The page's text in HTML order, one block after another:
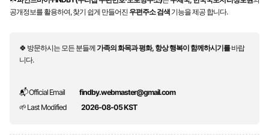
공개정보를 활용하여, 찾기 쉽게 만들어진 우편주소 검색 기능을 제공 합니다.
🍀 방문하시는 모든 분들께가족의 화목과 평화, 항상 행복이 함께하시기를바랍
니다.
📬 Official Email
findby.webmaster@gmail.com
🌱 Last Modified
2026-08-05 KST